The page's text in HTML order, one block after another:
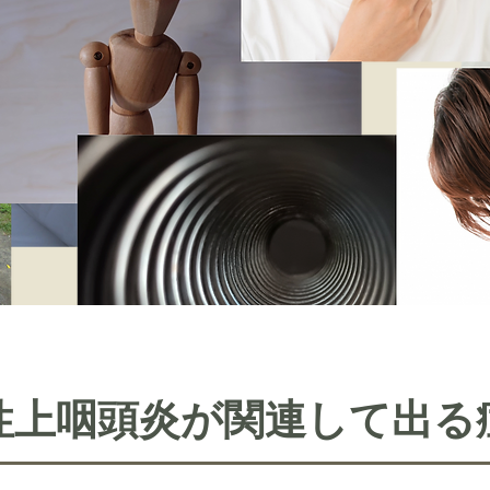
上咽頭炎が関連して出る